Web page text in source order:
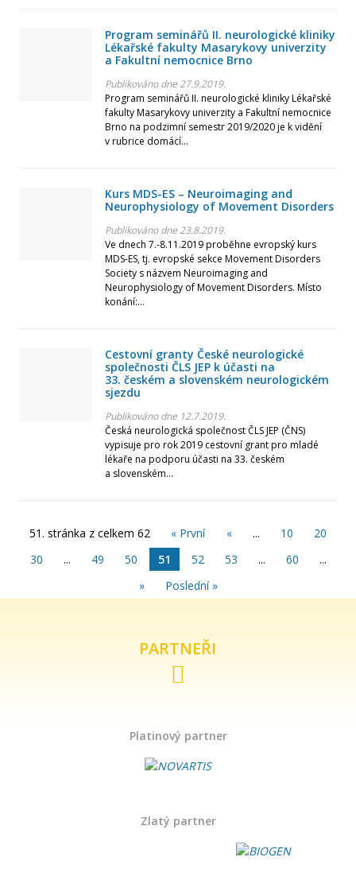
Program seminářů II. neurologické kliniky
Lékařské fakulty Masarykovy univerzity
a Fakultní nemocnice Brno
Publikováno dne 27.9.2019.
Program seminářů II. neurologické kliniky Lékařské
fakulty Masarykovy univerzity a Fakultní nemocnice
Brno na podzimní semestr 2019/2020 je k vidění
v rubrice domácí...
Kurs MDS-ES – Neuroimaging and
Neurophysiology of Movement Disorders
Publikováno dne 23.8.2019.
Ve dnech 7.-8.11.2019 proběhne evropský kurs
MDS-ES, tj. evropské sekce Movement Disorders
Society s názvem Neuroimaging and
Neurophysiology of Movement Disorders. Místo
konání:...
Cestovní granty České neurologické
společnosti ČLS JEP k účasti na
33. českém a slovenském neurologickém
sjezdu
Publikováno dne 12.7.2019.
Česká neurologická společnost ČLS JEP (ČNS)
vypisuje pro rok 2019 cestovní grant pro mladé
lékaře na podporu účasti na 33. českém
a slovenském...
51. stránka z celkem 62 « První « ... 10
20
30
... 49 50 51 52 53 ... 60
...
»
Poslední »
PARTNEŘI
Platinový partner
Zlatý partner